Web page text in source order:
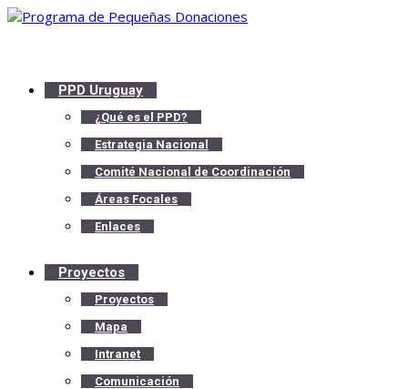
PPD Uruguay
¿Qué es el PPD?
Estrategia Nacional
Comité Nacional de Coordinación
Áreas Focales
Enlaces
Proyectos
Proyectos
Mapa
Intranet
Comunicación